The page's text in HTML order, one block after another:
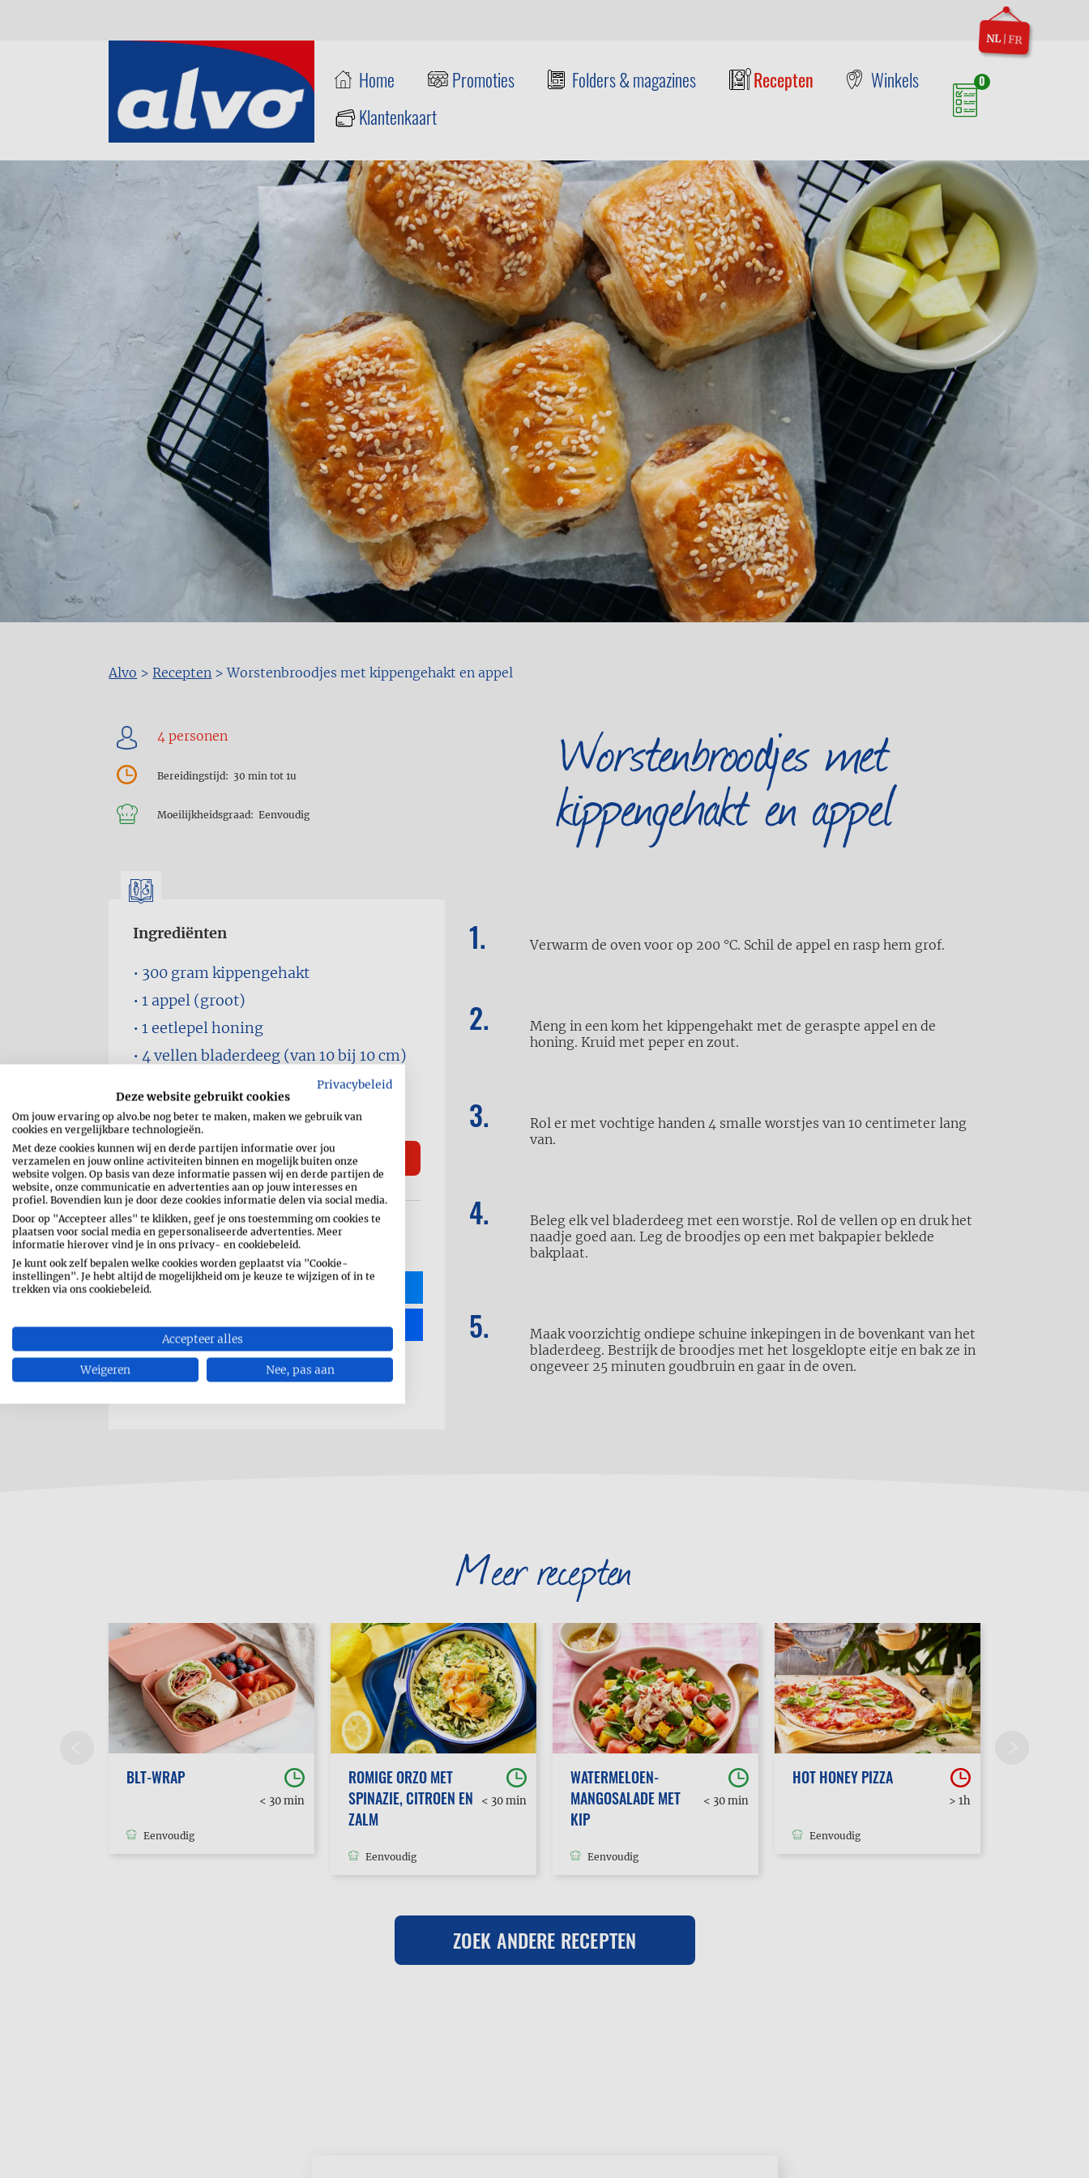
NL|FR
Home Promoties Folders & magazines Recepten
Winkels
Klantenkaart
0
Kruimelpad
Alvo > Recepten >Worstenbroodjes met kippengehakt en appel
Bereidingstijd 30 min tot 1u
Moeilijkheidsgraad Eenvoudig
Ingrediënten
300 gramkippengehakt
1 appel (groot)
1 eetlepelhoning
4 vellenbladerdeeg (van 10 bij 10 cm)
peper en zout
RECEPT AFDRUKKEN
SHARE MESSENGER
WHATSAPP EMAIL
PIN
Worstenbroodjes met
kippengehakt en appel
Verwarm de oven voor op 200 °C. Schil de appel en rasp hem grof.
Meng in een kom het kippengehakt met de geraspte appel en de
honing. Kruid met peper en zout.
Rol er met vochtige handen 4 smalle worstjes van 10 centimeter lang
van.
Beleg elk vel bladerdeeg met een worstje. Rol de vellen op en druk het
naadje goed aan. Leg de broodjes op een met bakpapier beklede
bakplaat.
Maak voorzichtig ondiepe schuine inkepingen in de bovenkant van het
bladerdeeg. Bestrijk de broodjes met het losgeklopte eitje en bak ze in
ongeveer 25 minuten goudbruin en gaar in de oven.
Meer recepten
BLT-WRAP
< 30 min
Eenvoudig
ROMIGE ORZO MET
SPINAZIE, CITROEN EN
ZALM
< 30 min
Eenvoudig
WATERMELOEN-
MANGOSALADE MET
KIP
< 30 min
Eenvoudig
HOT HONEY PIZZA
> 1h
Eenvoudig
ZOEK ANDERE RECEPTEN
Privacybeleid
Deze website gebruikt cookies
Om jouw ervaring op alvo.be nog beter te maken, maken we gebruik van
cookies en vergelijkbare technologieën.
Met deze cookies kunnen wij en derde partijen informatie over jou
verzamelen en jouw online activiteiten binnen en mogelijk buiten onze
website volgen. Op basis van deze informatie passen wij en derde partijen de
website, onze communicatie en advertenties aan op jouw interesses en
profiel. Bovendien kun je door deze cookies informatie delen via social media.
Door op "Accepteer alles" te klikken, geef je ons toestemming om cookies te
plaatsen voor social media en gepersonaliseerde advertenties. Meer
informatie hierover vind je in ons privacy- en cookiebeleid.
Je kunt ook zelf bepalen welke cookies worden geplaatst via "Cookie-
instellingen". Je hebt altijd de mogelijkheid om je keuze te wijzigen of in te
trekken via ons cookiebeleid.
Accepteer alles
Weigeren Nee, pas aan